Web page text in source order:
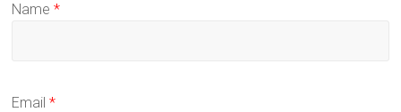
Name*
Email*